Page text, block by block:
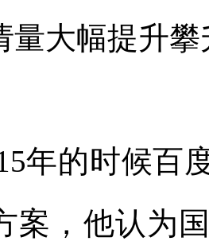
量大幅提升
年的时候百
案，他认为